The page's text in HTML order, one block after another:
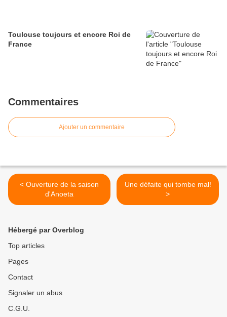
Toulouse toujours et encore Roi de
France
Commentaires
Ajouter un commentaire
< Ouverture de la saison
d'Anoeta
Une défaite qui tombe mal!
>
Hébergé par Overblog
Top articles
Pages
Contact
Signaler un abus
C.G.U.